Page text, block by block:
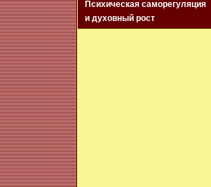
Психическая саморегуляция
и духовный рост